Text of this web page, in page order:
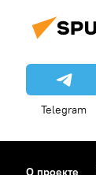
Telegram
О проекте